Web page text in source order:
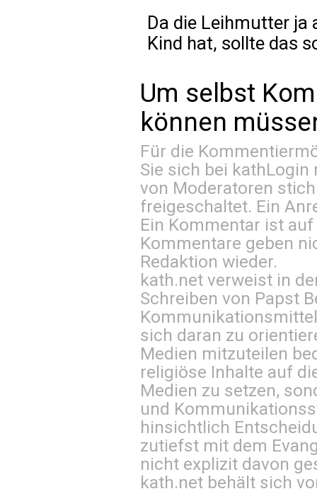
Da die Leihmutter ja
Kind hat, sollte das
Um selbst
können
Für die
Sie sich bei kathLogin
von Moderatoren
freigeschaltet. Ein
Ein Kommentar ist
Kommentare geben
Redaktion wieder.
kath.net verweist in
Schreiben von Papst
sich daran zu
Medien mitzuteilen
religiöse Inhalte auf
Medien zu setzen,
und
hinsichtlich
zutiefst mit dem
nicht explizit davon
kath.net behält sich